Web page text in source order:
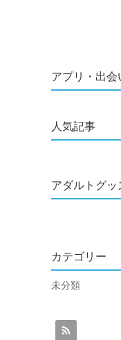
アプリ・出会
人気記事
アダルトグッ
カテゴリー
未分類